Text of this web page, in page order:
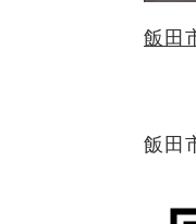
飯田
飯田